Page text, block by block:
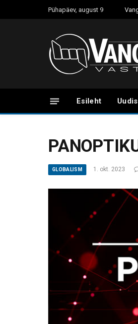
Pühapäev, august 9
Esileht
GLOBALISM 1. okt. 2023